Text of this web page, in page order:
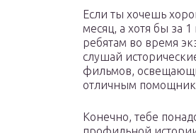
Если ты хочешь
месяц, а хотя бы за
ребятам во время
слушай
фильмов,
отличным
Конечно, тебе